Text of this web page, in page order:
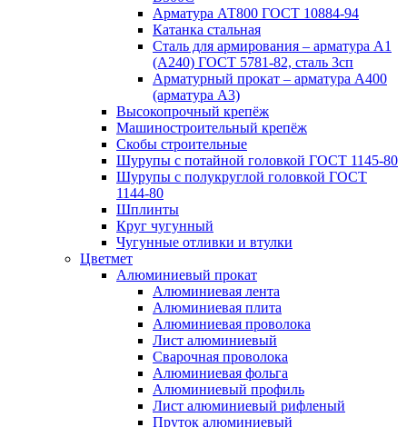
Арматура АТ800 ГОСТ 10884-94
Катанка стальная
Сталь для армирования – арматура А1
(А240) ГОСТ 5781-82, сталь 3сп
Арматурный прокат – арматура А400
(арматура А3)
Высокопрочный крепёж
Машиностроительный крепёж
Скобы строительные
Шурупы с потайной головкой ГОСТ 1145-80
Шурупы с полукруглой головкой ГОСТ
1144-80
Шплинты
Круг чугунный
Чугунные отливки и втулки
Цветмет
Алюминиевый прокат
Алюминиевая лента
Алюминиевая плита
Алюминиевая проволока
Лист алюминиевый
Сварочная проволока
Алюминиевая фольга
Алюминиевый профиль
Лист алюминиевый рифленый
Пруток алюминиевый